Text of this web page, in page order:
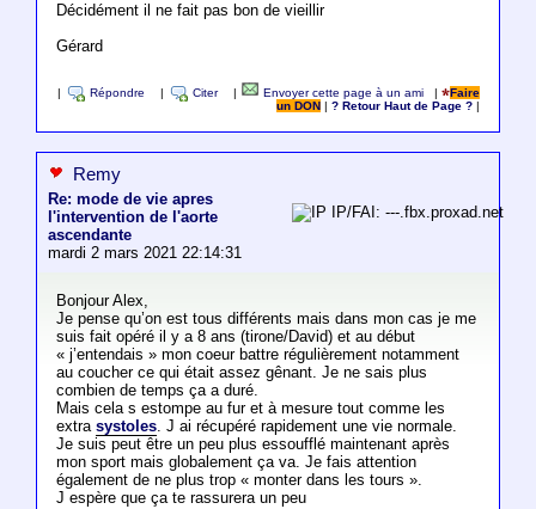
Décidément il ne fait pas bon de vieillir
Gérard
Répondre Citer Envoyer cette page à un ami |
Faire
un DON
|? Retour Haut de Page ?
Remy
Re: mode de vie apres
l'intervention de l'aorte
ascendante
mardi 2 mars 2021 22:14:31
IP/FAI: ---.fbx.proxad.net
Bonjour Alex,
Je pense qu’on est tous différents mais dans mon cas je me
suis fait opéré il y a 8 ans (tirone/David) et au début
« j’entendais » mon coeur battre régulièrement notamment
au coucher ce qui était assez gênant. Je ne sais plus
combien de temps ça a duré.
Mais cela s estompe au fur et à mesure tout comme les
extra systoles. J ai récupéré rapidement une vie normale.
Je suis peut être un peu plus essoufflé maintenant après
mon sport mais globalement ça va. Je fais attention
également de ne plus trop « monter dans les tours ».
J espère que ça te rassurera un peu